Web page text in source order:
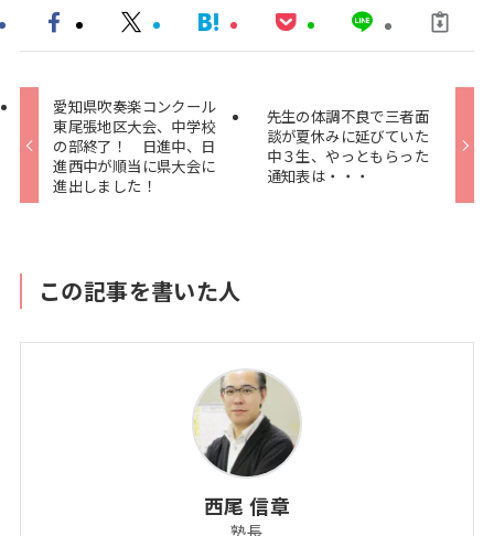
愛知県吹奏楽コンクール
東尾張地区大会、中学校
の部終了！ 日進中、日
進西中が順当に県大会に
進出しました！
先生の体調不良で三者面
談が夏休みに延びていた
中３生、やっともらった
通知表は・・・
この記事を書いた人
西尾 信章
塾長